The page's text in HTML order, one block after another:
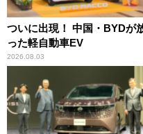
ついに出現！ 中国・BYDが
った軽自動車EV
2026.08.03